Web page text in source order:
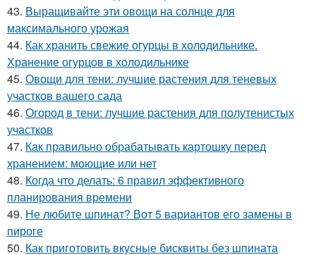
43. Выращивайте эти овощи на солнце для
максимального урожая
44. Как хранить свежие огурцы в холодильнике.
Хранение огурцов в холодильнике
45. Овощи для тени: лучшие растения для теневых
участков вашего сада
46. Огород в тени: лучшие растения для полутенистых
участков
47. Как правильно обрабатывать картошку перед
хранением: моющие или нет
48. Когда что делать: 6 правил эффективного
планирования времени
49. Не любите шпинат? Вот 5 вариантов его замены в
пироге
50. Как приготовить вкусные бисквиты без шпината